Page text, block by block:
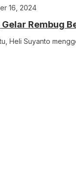
16, 2024
Rembug
Heli Suyanto